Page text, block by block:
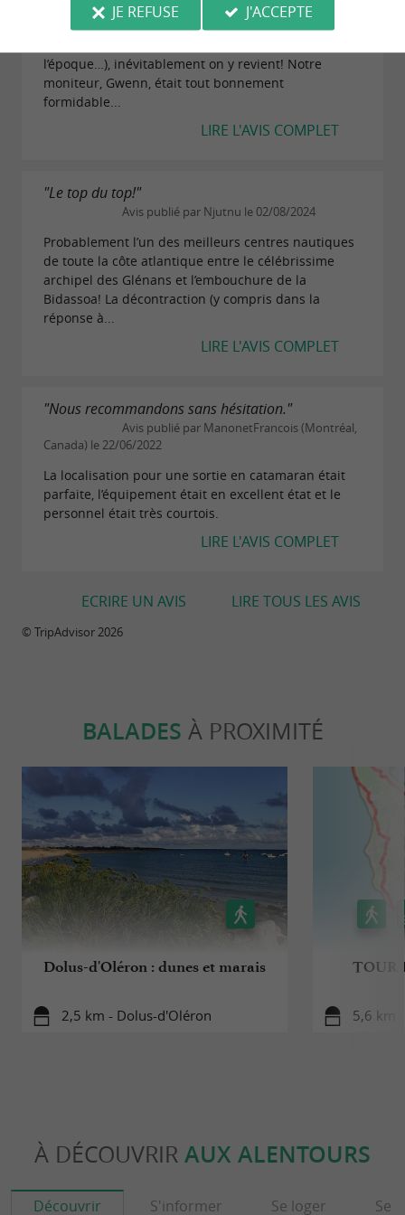
Quand on y a goûté une fois (c’était notre cas en
l’époque…), inévitablement on y revient! Notre
moniteur, Gwenn, était tout bonnement
formidable...
LIRE L'AVIS COMPLET
"Le top du top!"
Avis publié par Njutnu le 02/08/2024
Probablement l’un des meilleurs centres nautiques
de toute la côte atlantique entre le célébrissime
archipel des Glénans et l’embouchure de la
Bidassoa! La décontraction (y compris dans la
réponse à...
LIRE L'AVIS COMPLET
"Nous recommandons sans hésitation."
Avis publié par ManonetFrancois (Montréal,
Canada) le 22/06/2022
La localisation pour une sortie en catamaran était
parfaite, l’équipement était en excellent état et le
personnel était très courtois.
LIRE L'AVIS COMPLET
LIRE TOUS LES AVIS
ECRIRE UN AVIS
© TripAdvisor 2026
BALADES À PROXIMITÉ
Dolus-d'Oléron : dunes et marais
2,5 km - Dolus-d'Oléron
TOUR
5,6 km
À DÉCOUVRIR AUX ALENTOURS
Découvrir S'informer Se loger Se
JE REFUSE
J'ACCEPTE